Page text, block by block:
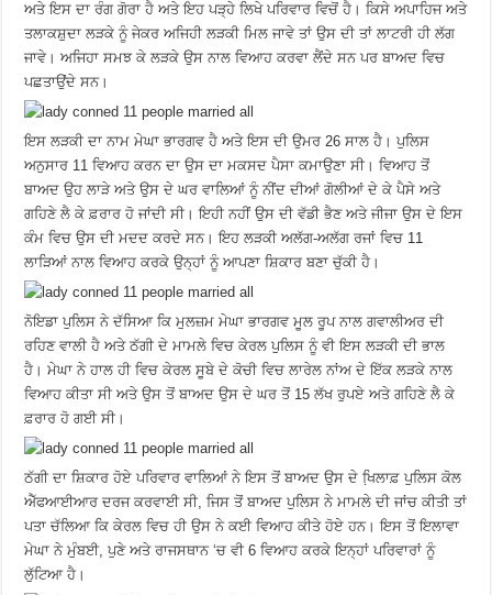
ਅਤੇ ਇਸ ਦਾ ਰੰਗ ਗੋਰਾ ਹੈ ਅਤੇ ਇਹ ਪੜ੍ਹੇ ਲਿਖੇ ਪਰਿਵਾਰ ਵਿਚੋਂ ਹੈ। ਕਿਸੇ ਅਪਾਹਿਜ ਅਤੇ
ਤਲਾਕਸ਼ੁਦਾ ਲੜਕੇ ਨੂੰ ਜੇਕਰ ਅਜਿਹੀ ਲੜਕੀ ਮਿਲ ਜਾਵੇ ਤਾਂ ਉਸ ਦੀ ਤਾਂ ਲਾਟਰੀ ਹੀ ਲੱਗ
ਜਾਵੇ। ਅਜਿਹਾ ਸਮਝ ਕੇ ਲੜਕੇ ਉਸ ਨਾਲ ਵਿਆਹ ਕਰਵਾ ਲੈਂਦੇ ਸਨ ਪਰ ਬਾਅਦ ਵਿਚ
ਪਛਤਾਉਂਦੇ ਸਨ।
ਇਸ ਲੜਕੀ ਦਾ ਨਾਮ ਮੇਘਾ ਭਾਰਗਵ ਹੈ ਅਤੇ ਇਸ ਦੀ ਉਮਰ 26 ਸਾਲ ਹੈ। ਪੁਲਿਸ
ਅਨੁਸਾਰ 11 ਵਿਆਹ ਕਰਨ ਦਾ ਉਸ ਦਾ ਮਕਸਦ ਪੈਸਾ ਕਮਾਉਣਾ ਸੀ। ਵਿਆਹ ਤੋਂ
ਬਾਅਦ ਉਹ ਲਾੜੇ ਅਤੇ ਉਸ ਦੇ ਘਰ ਵਾਲਿਆਂ ਨੂੰ ਨੀਂਦ ਦੀਆਂ ਗੋਲੀਆਂ ਦੇ ਕੇ ਪੈਸੇ ਅਤੇ
ਗਹਿਣੇ ਲੈ ਕੇ ਫ਼ਰਾਰ ਹੋ ਜਾਂਦੀ ਸੀ। ਇਹੀ ਨਹੀਂ ਉਸ ਦੀ ਵੱਡੀ ਭੈਣ ਅਤੇ ਜੀਜਾ ਉਸ ਦੇ ਇਸ
ਕੰਮ ਵਿਚ ਉਸ ਦੀ ਮਦਦ ਕਰਦੇ ਸਨ। ਇਹ ਲੜਕੀ ਅਲੱਗ-ਅਲੱਗ ਰਜਾਂ ਵਿਚ 11
ਲਾੜਿਆਂ ਨਾਲ ਵਿਆਹ ਕਰਕੇ ਉਨ੍ਹਾਂ ਨੂੰ ਆਪਣਾ ਸ਼ਿਕਾਰ ਬਣਾ ਚੁੱਕੀ ਹੈ।
ਨੋਇਡਾ ਪੁਲਿਸ ਨੇ ਦੱਸਿਆ ਕਿ ਮੁਲਜ਼ਮ ਮੇਘਾ ਭਾਰਗਵ ਮੂਲ ਰੂਪ ਨਾਲ ਗਵਾਲੀਅਰ ਦੀ
ਰਹਿਣ ਵਾਲੀ ਹੈ ਅਤੇ ਠੱਗੀ ਦੇ ਮਾਮਲੇ ਵਿਚ ਕੇਰਲ ਪੁਲਿਸ ਨੂੰ ਵੀ ਇਸ ਲੜਕੀ ਦੀ ਭਾਲ
ਹੈ। ਮੇਘਾ ਨੇ ਹਾਲ ਹੀ ਵਿਚ ਕੇਰਲ ਸੂਬੇ ਦੇ ਕੋਚੀ ਵਿਚ ਲਾਰੇਲ ਨਾਂਅ ਦੇ ਇੱਕ ਲੜਕੇ ਨਾਲ
ਵਿਆਹ ਕੀਤਾ ਸੀ ਅਤੇ ਉਸ ਤੋਂ ਬਾਅਦ ਉਸ ਦੇ ਘਰ ਤੋਂ 15 ਲੱਖ ਰੁਪਏ ਅਤੇ ਗਹਿਣੇ ਲੈ ਕੇ
ਫ਼ਰਾਰ ਹੋ ਗਈ ਸੀ।
ਠੱਗੀ ਦਾ ਸ਼ਿਕਾਰ ਹੋਏ ਪਰਿਵਾਰ ਵਾਲਿਆਂ ਨੇ ਇਸ ਤੋਂ ਬਾਅਦ ਉਸ ਦੇ ਖਿ਼ਲਾਫ਼ ਪੁਲਿਸ ਕੋਲ
ਐੱਫਆਈਆਰ ਦਰਜ ਕਰਵਾਈ ਸੀ, ਜਿਸ ਤੋਂ ਬਾਅਦ ਪੁਲਿਸ ਨੇ ਮਾਮਲੇ ਦੀ ਜਾਂਚ ਕੀਤੀ ਤਾਂ
ਪਤਾ ਚੱਲਿਆ ਕਿ ਕੇਰਲ ਵਿਚ ਹੀ ਉਸ ਨੇ ਕਈ ਵਿਆਹ ਕੀਤੇ ਹੋਏ ਹਨ। ਇਸ ਤੋਂ ਇਲਾਵਾ
ਮੇਘਾ ਨੇ ਮੁੰਬਈ, ਪੁਣੇ ਅਤੇ ਰਾਜਸਥਾਨ ‘ਚ ਵੀ 6 ਵਿਆਹ ਕਰਕੇ ਇਨ੍ਹਾਂ ਪਰਿਵਾਰਾਂ ਨੂੰ
ਲੁੱਟਿਆ ਹੈ।